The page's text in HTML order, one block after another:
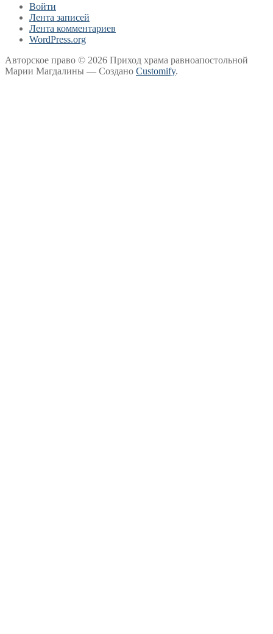
Войти
Лента записей
Лента комментариев
WordPress.org
Авторское право © 2026 Приход храма равноапостольной
Марии Магдалины — Создано Customify.